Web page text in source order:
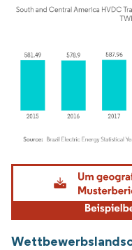
Bild © Mordor Intelligence.